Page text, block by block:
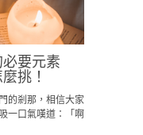
要元素
挑！
的剎那，相信大家
一口氣嘆道：「啊